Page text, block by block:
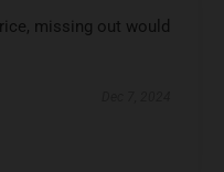
missing out would